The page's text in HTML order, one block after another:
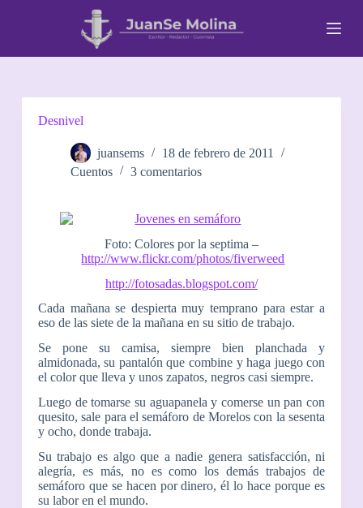
t
Desnivel
juansems
18 de febrero de 2011
Cuentos
3 comentarios
Foto: Colores por la septima –
http://www.flickr.com/photos/fiverweed
http://fotosadas.blogspot.com/
Cada mañana se despierta muy temprano para estar a
eso de las siete de la mañana en su sitio de trabajo.
Se pone su camisa, siempre bien planchada y
almidonada, su pantalón que combine y haga juego con
el color que lleva y unos zapatos, negros casi siempre.
Luego de tomarse su aguapanela y comerse un pan con
quesito, sale para el semáforo de Morelos con la sesenta
y ocho, donde trabaja.
Su trabajo es algo que a nadie genera satisfacción, ni
alegría, es más, no es como los demás trabajos de
semáforo que se hacen por dinero, él lo hace porque es
su labor en el mundo.